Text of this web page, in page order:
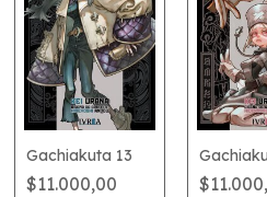
Gachiakuta 13
$11.000,00